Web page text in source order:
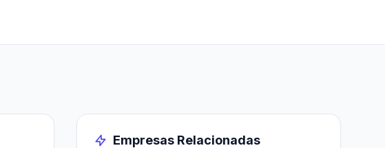
Empresas Relacionadas